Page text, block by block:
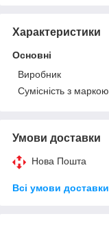
Характеристики
Основні
Виробник
Сумісність з маркою
Умови доставки
Нова Пошта
Всі умови доставки